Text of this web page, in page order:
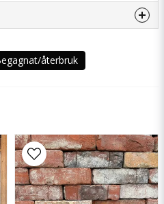
produkten...
återbruk